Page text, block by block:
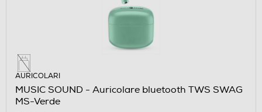
AURICOLARI
MUSIC SOUND - Auricolare bluetooth TWS SWAG
MS-Verde